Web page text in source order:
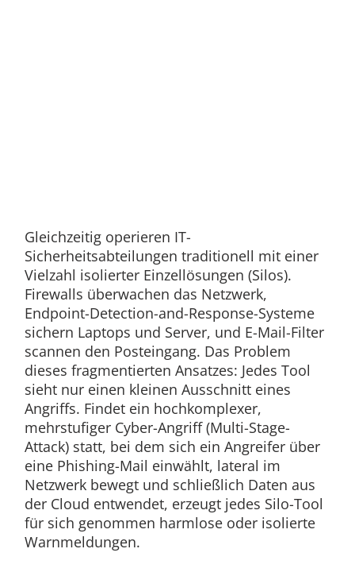
Gleichzeitig operieren IT-
Sicherheitsabteilungen traditionell mit einer
Vielzahl isolierter Einzellösungen (Silos).
Firewalls überwachen das Netzwerk,
Endpoint-Detection-and-Response-Systeme
sichern Laptops und Server, und E-Mail-Filter
scannen den Posteingang. Das Problem
dieses fragmentierten Ansatzes: Jedes Tool
sieht nur einen kleinen Ausschnitt eines
Angriffs. Findet ein hochkomplexer,
mehrstufiger Cyber-Angriff (Multi-Stage-
Attack) statt, bei dem sich ein Angreifer über
eine Phishing-Mail einwählt, lateral im
Netzwerk bewegt und schließlich Daten aus
der Cloud entwendet, erzeugt jedes Silo-Tool
für sich genommen harmlose oder isolierte
Warnmeldungen.